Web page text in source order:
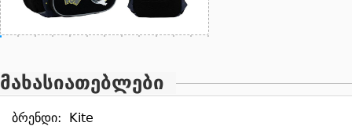
მახასიათებლები
ბრენდი: Kite